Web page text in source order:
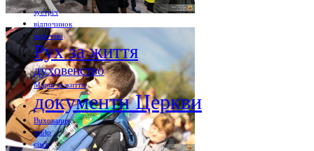
зустріч
відпочинок
наречені
Рух за життя
духовенство
Марш за життя
документи Церкви
Виховання
табір
сім'я